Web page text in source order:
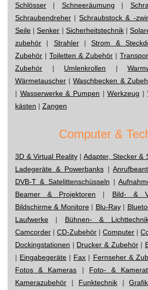
Schlösser | Schneeräumung |
Schraubendreher |Schraubstock & -
Seile |Senker | Sicherheitstechnik|
zubehör | Strahler|Strom &
Zubehör | Toiletten & Zubehör |
Zubehör | Umlenkrollen |
Wärmetauscher |Waschbecken &
| Wasserwerke & Pumpen |Werkzeug |
kästen | Zangen
Computer &
3D & Virtual Reality|Adapter, Stecker &
Ladegeräte & Powerbanks|
DVB-T & Satelittenschüsseln |
Beamer & Projektoren | Bild- &
Bildschirme & Monitore| Blu-Ray|
Laufwerke | Bühnen- &
Camcorder | CD-Zubehör | Computer |
Dockingstationen | Drucker & Zubehör|
| Eingabegeräte | Fax | Fernseher &
Fotos & Kameras | Foto- &
Kamerazubehör | Funktechnik|